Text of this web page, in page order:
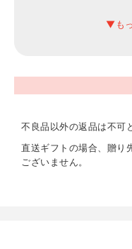
不良品以外の返品は不可
直送ギフトの場合、贈り
ございません。